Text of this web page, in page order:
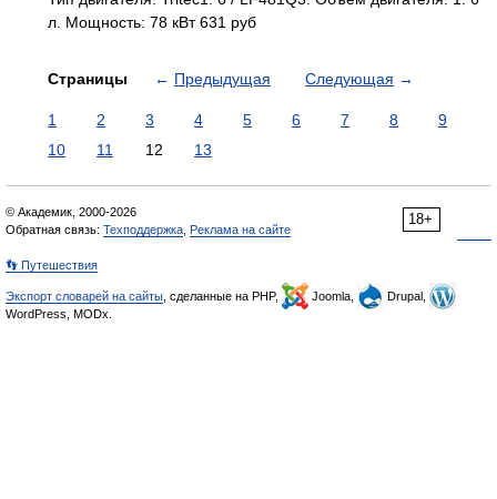
л. Мощность: 78 кВт 631 руб
Страницы ← Предыдущая Следующая →
1 2 3 4 5 6 7 8
9
10
11 12 13
18+
© Академик, 2000-2026
Обратная связь: Техподдержка Реклама на сайте
👣 Путешествия
Экспорт словарей на сайты , сделанные на PHP, Joomla,
Drupal,
WordPress, MODx.